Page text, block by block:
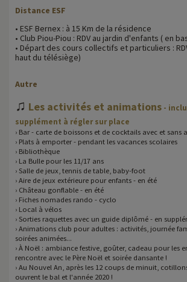
Distance ESF
• ESF Bernex : à 15 Km de la résidence
• Club Piou-Piou : RDV au jardin d'enfants ( en
• Départ des cours collectifs et particuliers :
haut du télésiège)
Autre
♫ Les activités et animations -
supplément à régler sur place
› Bar - carte de boissons et de cocktails avec et sans
› Plats à emporter - pendant les vacances scolaires
› Bibliothèque
› La Bulle pour les 11/17 ans
› Salle de jeux, tennis de table, baby-foot
› Aire de jeux extérieure pour enfants - en été
› Château gonflable - en été
› Fiches nomades rando - cyclo
› Local à vélos
› Sorties raquettes avec un guide diplômé - en
› Animations club pour adultes : activités, journée
soirées animées...
› À Noël : ambiance festive, goûter, cadeau pour les
rencontre avec le Père Noël et soirée dansante !
› Au Nouvel An, après les 12 coups de minuit,
ouvrent le bal et l'année 2020 !